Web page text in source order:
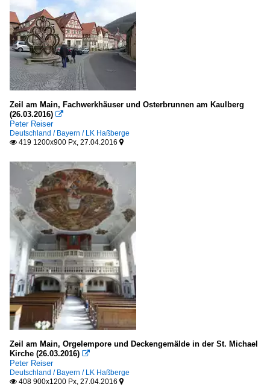
Zeil am Main, Fachwerkhäuser und Osterbrunnen am Kaulberg
(26.03.2016) 
Peter Reiser
Deutschland / Bayern / LK Haßberge
 419 1200x900 Px, 27.04.2016 
Zeil am Main, Orgelempore und Deckengemälde in der St. Michael
Kirche (26.03.2016) 
Peter Reiser
Deutschland / Bayern / LK Haßberge
 408 900x1200 Px, 27.04.2016 